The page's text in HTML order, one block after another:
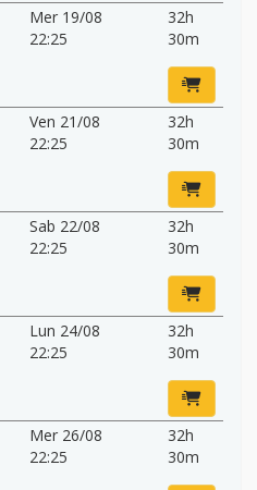
Mer 19/08
22:25
32h
30m
Ven 21/08
22:25
32h
30m
Sab 22/08
22:25
32h
30m
Lun 24/08
22:25
32h
30m
Mer 26/08
22:25
32h
30m